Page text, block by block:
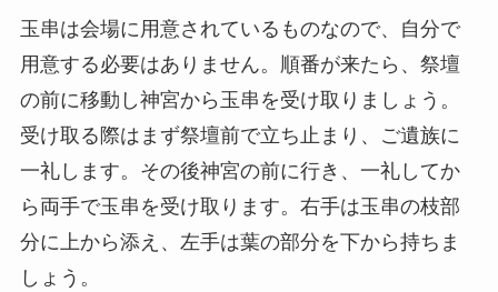
玉串は会場に用意されているものなので、自分で
用意する必要はありません。順番が来たら、祭壇
の前に移動し神宮から玉串を受け取りましょう。
受け取る際はまず祭壇前で立ち止まり、ご遺族に
一礼します。その後神宮の前に行き、一礼してか
ら両手で玉串を受け取ります。右手は玉串の枝部
分に上から添え、左手は葉の部分を下から持ちま
しょう。